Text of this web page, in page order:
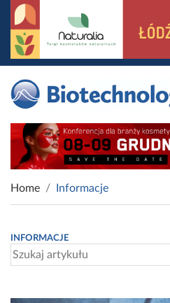
Home Informacje
INFORMACJE